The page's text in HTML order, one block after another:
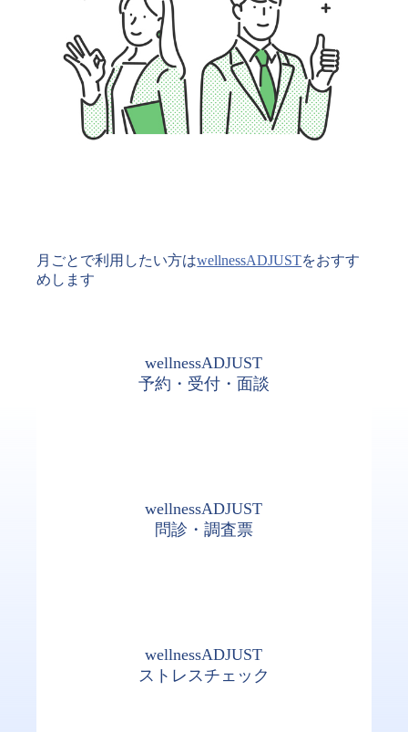
月ごとで利用したい方はwellnessADJUSTをおすす
めします
wellnessADJUST
予約・受付・面談
wellnessADJUST
問診・調査票
wellnessADJUST
ストレスチェック